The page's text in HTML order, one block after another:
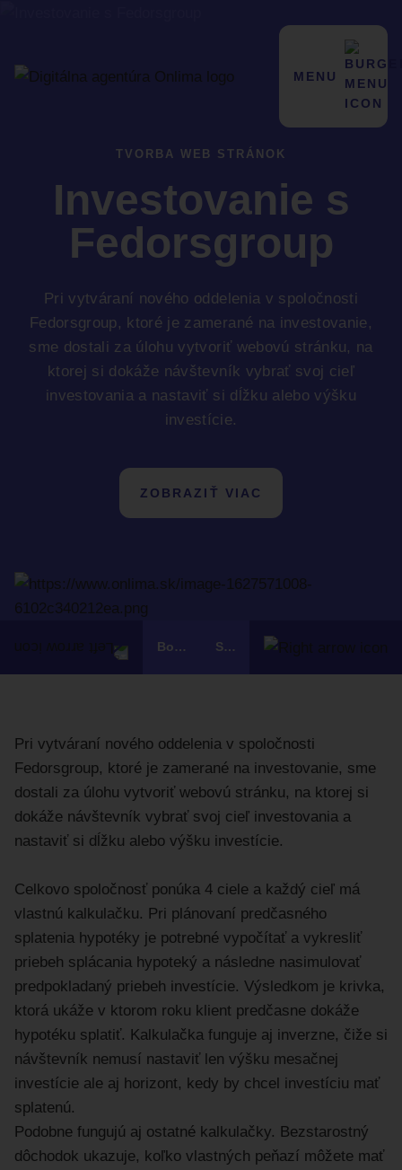
MENU
TVORBA WEB STRÁNOK
Investovanie s
Fedorsgroup
Pri vytváraní nového oddelenia v spoločnosti
Fedorsgroup, ktoré je zamerané na investovanie,
sme dostali za úlohu vytvoriť webovú stránku, na
ktorej si dokáže návštevník vybrať svoj cieľ
investovania a nastaviť si dĺžku alebo výšku
investície.
ZOBRAZIŤ VIAC
Bognár Mäso Solmag
Pri vytváraní nového oddelenia v spoločnosti
Fedorsgroup, ktoré je zamerané na investovanie, sme
dostali za úlohu vytvoriť webovú stránku, na ktorej si
dokáže návštevník vybrať svoj cieľ investovania a
nastaviť si dĺžku alebo výšku investície.
Celkovo spoločnosť ponúka 4 ciele a každý cieľ má
vlastnú kalkulačku. Pri plánovaní predčasného
splatenia hypotéky je potrebné vypočítať a vykresliť
priebeh splácania hypoteký a následne nasimulovať
predpokladaný priebeh investície. Výsledkom je krivka,
ktorá ukáže v ktorom roku klient predčasne dokáže
hypotéku splatiť. Kalkulačka funguje aj inverzne, čiže si
návštevník nemusí nastaviť len výšku mesačnej
investície ale aj horizont, kedy by chcel investíciu mať
splatenú.
Podobne fungujú aj ostatné kalkulačky. Bezstarostný
dôchodok ukazuje, koľko vlastných peňazí môžete mať